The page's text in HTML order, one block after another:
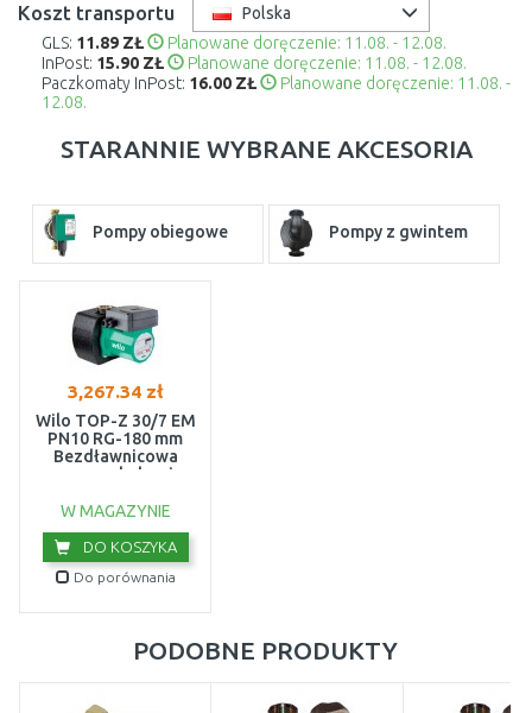
Koszt transportu
Polska
GLS: 11.89 ZŁ
Planowane doręczenie: 11.08. - 12.08.
InPost: 15.90 ZŁ
Planowane doręczenie: 11.08. - 12.08.
Paczkomaty InPost: 16.00 ZŁ
Planowane doręczenie: 11.08. -
12.08.
STARANNIE WYBRANE AKCESORIA
Pompy obiegowe Pompy z gwintem
3,267.34 zł
Wilo TOP-Z 30/7 EM
PN10 RG-180 mm
Bezdławnicowa
pompa cyrkulacyjna
W MAGAZYNIE
DO KOSZYKA
Do porównania
PODOBNE PRODUKTY